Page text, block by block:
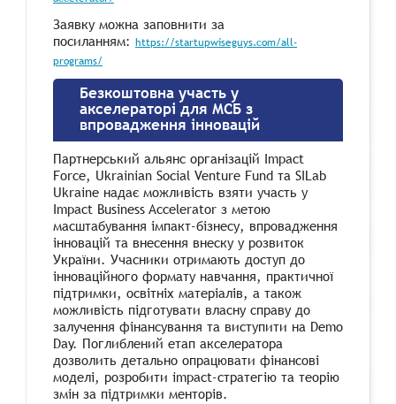
Заявку можна заповнити за
посиланням: https://startupwiseguys.com/all-
programs/
Безкоштовна участь у
акселераторі для МСБ з
впровадження інновацій
Партнерський альянс організацій Impact
Force, Ukrainian Social Venture Fund та SILab
Ukraine надає можливість взяти участь у
Impact Business Accelerator з метою
масштабування імпакт-бізнесу, впровадження
інновацій та внесення внеску у розвиток
України. Учасники отримають доступ до
інноваційного формату навчання, практичної
підтримки, освітніх матеріалів, а також
можливість підготувати власну справу до
залучення фінансування та виступити на Demo
Day. Поглиблений етап акселератора
дозволить детально опрацювати фінансові
моделі, розробити impact-стратегію та теорію
змін за підтримки менторів.